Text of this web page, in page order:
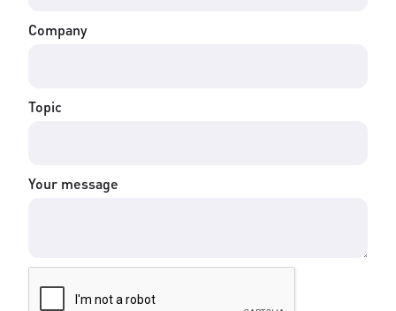
Company
Topic
Your message